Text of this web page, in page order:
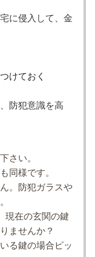
に侵入して、金
けておく
防犯意識を高
さい。
同様です。
。防犯ガラスや
現在の玄関の鍵
ませんか？
る鍵の場合ピッ